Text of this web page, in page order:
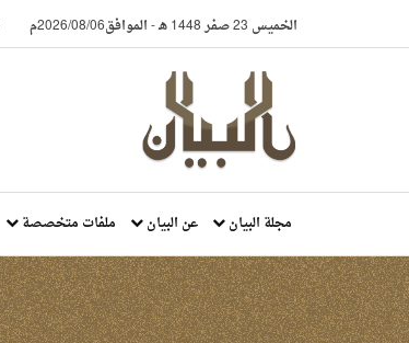
الخميس 23 صفر 1448 هـ -الموافق2026/08/06م
مجلة البيان عن البيان ملفات متخصصة